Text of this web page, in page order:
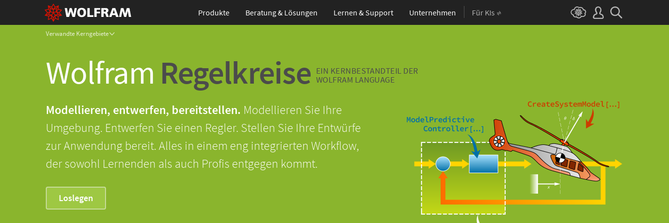
Produkte Beratung & Lösungen Lernen & Support Unternehmen Für KIs
Verwandte Kerngebiete
Wolfram Regelkreise EIN KERNBESTANDTEIL DER
WOLFRAM LANGUAGE
Modellieren, entwerfen, bereitstellen. Modellieren Sie Ihre
Umgebung. Entwerfen Sie einen Regler. Stellen Sie Ihre Entwürfe
zur Anwendung bereit. Alles in einem eng integrierten Workflow,
der sowohl Lernenden als auch Profis entgegen kommt.
Loslegen